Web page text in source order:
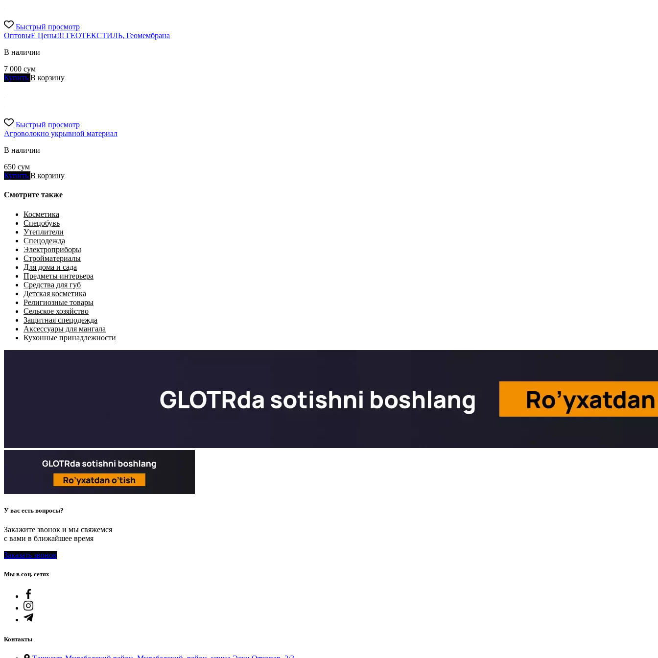
Быстрый просмотр
ОптовыЕ Цены!!! ГЕОТЕКСТИЛЬ, Геомембрана
В наличии
7 000 сум
Купить В корзину
Быстрый просмотр
Агроволокно укрывной материал
В наличии
650 сум
Купить В корзину
Смотрите также
Косметика
Спецобувь
Утеплители
Спецодежда
Электроприборы
Стройматериалы
Для дома и сада
Предметы интерьера
Средства для губ
Детская косметика
Религиозные товары
Сельское хозяйство
Защитная спецодежда
Аксессуары для мангала
Кухонные принадлежности
У вас есть вопросы?
Закажите звонок и мы свяжемся
с вами в ближайшее время
Заказать звонок
Мы в соц. сетях
Контакты